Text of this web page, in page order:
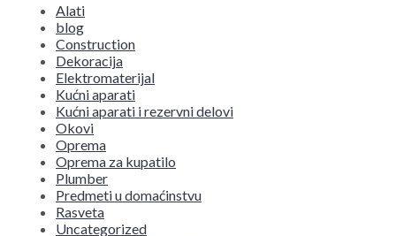
Alati
blog
Construction
Dekoracija
Elektromaterijal
Kućni aparati
Kućni aparati i rezervni delovi
Okovi
Oprema
Oprema za kupatilo
Plumber
Predmeti u domaćinstvu
Rasveta
Uncategorized